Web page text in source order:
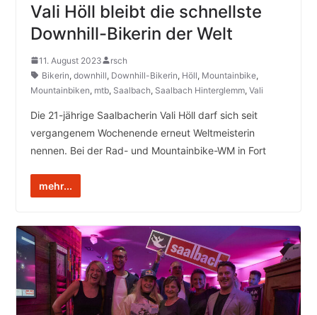
Vali Höll bleibt die schnellste
Downhill-Bikerin der Welt
11. August 2023
rsch
Bikerin, downhill, Downhill-Bikerin, Höll, Mountainbike,
Mountainbiken, mtb, Saalbach, Saalbach Hinterglemm, Vali
Die 21-jährige Saalbacherin Vali Höll darf sich seit
vergangenem Wochenende erneut Weltmeisterin
nennen. Bei der Rad- und Mountainbike-WM in Fort
mehr...